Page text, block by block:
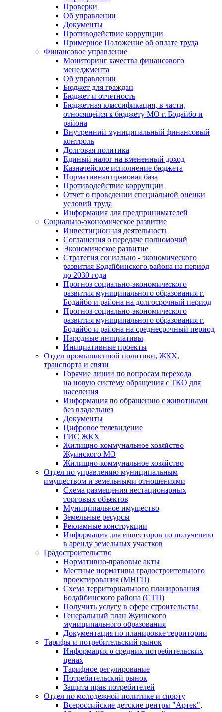
Проверки
Об управлении
Документы
Противодействие коррупции
Примерное Положение об оплате труда
Финансовое управление
Мониторинг качества финансового
менеджмента
Об управлении
Бюджет для граждан
Бюджет и отчетность
Бюджетная классификация, в части,
относящейся к бюджету МО г. Бодайбо и
района
Внутренний муниципальный финансовый
контроль
Долговая политика
Единый налог на вмененный доход
Казначейское исполнение бюджета
Нормативная правовая база
Противодействие коррупции
Отчет о проведении специальной оценки
условий труда
Информация для предпринимателей
Социально-экономическое развитие
Инвестиционная деятельность
Соглашения о передаче полномочий
Экономическое развитие
Стратегия социально - экономического
развития Бодайбинского района на период
до 2030 года
Прогноз социально-экономического
развития муниципального образования г.
Бодайбо и района на долгосрочный период
Прогноз социально-экономического
развития муниципального образования г.
Бодайбо и района на среднесрочный период
Народные инициативы
Инициативные проекты
Отдел промышленной политики, ЖКХ,
транспорта и связи
Горячие линии по вопросам перехода
на новую систему обращения с ТКО для
населения
Информация по обращению с животными
без владельцев
Документы
Цифровое телевидение
ГИС ЖКХ
Жилищно-коммунальное хозяйство
Жуинского МО
Жилищно-коммунальное хозяйство
Отдел по управлению муниципальным
имуществом и земельными отношениями
Схема размещения нестационарных
торговых объектов
Муниципальное имущество
Земельные ресурсы
Рекламные конструкции
Информация для инвесторов по получению
в аренду земельных участков
Градостроительство
Нормативно-правовые акты
Местные нормативы градостроительного
проектирования (МНГП)
Схема территориального планирования
Бодайбинского района (СТП)
Получить услугу в сфере строительства
Генеральный план Жуинского
муниципального образования
Документация по планировке территории
Тарифы и потребительский рынок
Информация о средних потребительских
ценах
Тарифное регулирование
Потребительский рынок
Защита прав потребителей
Отдел по молодежной политике и спорту
Всероссийские детские центры "Артек",